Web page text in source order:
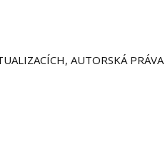
AUTORSKÁ PRÁVA